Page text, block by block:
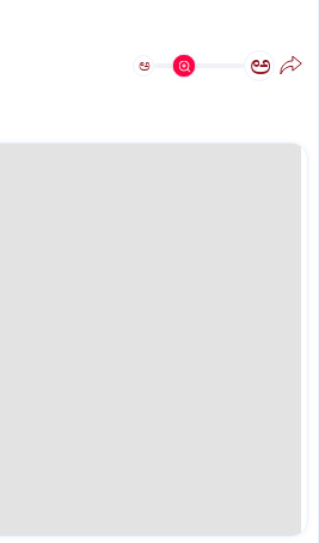
ಅ ಅ